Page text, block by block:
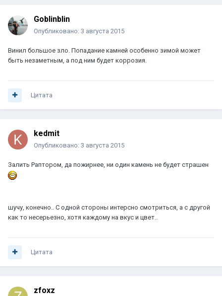
Goblinblin
Опубликовано: 3 августа 2015
Винил большое зло. Попадание камней особенно зимой может
быть незаметным, а под ним будет коррозия.
Цитата
kedmit
Опубликовано: 3 августа 2015
Залить Раптором, да пожирнее, ни один камень не будет страшен
шучу, конечно.. С одной стороны интерсно смотриться, а с другой
как то несерьезно, хотя каждому на вкус и цвет..
Цитата
zfoxz